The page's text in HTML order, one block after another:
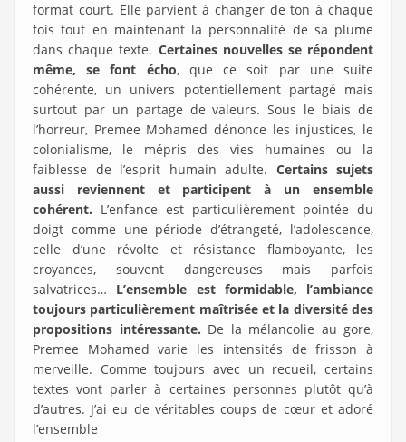
format court. Elle parvient à changer de ton à chaque
fois tout en maintenant la personnalité de sa plume
dans chaque texte. Certaines nouvelles se répondent
même, se font écho, que ce soit par une suite
cohérente, un univers potentiellement partagé mais
surtout par un partage de valeurs. Sous le biais de
l’horreur, Premee Mohamed dénonce les injustices, le
colonialisme, le mépris des vies humaines ou la
faiblesse de l’esprit humain adulte. Certains sujets
aussi reviennent et participent à un ensemble
cohérent. L’enfance est particulièrement pointée du
doigt comme une période d’étrangeté, l’adolescence,
celle d’une révolte et résistance flamboyante, les
croyances, souvent dangereuses mais parfois
salvatrices… L’ensemble est formidable, l’ambiance
toujours particulièrement maîtrisée et la diversité des
propositions intéressante. De la mélancolie au gore,
Premee Mohamed varie les intensités de frisson à
merveille. Comme toujours avec un recueil, certains
textes vont parler à certaines personnes plutôt qu’à
d’autres. J’ai eu de véritables coups de cœur et adoré
l’ensemble